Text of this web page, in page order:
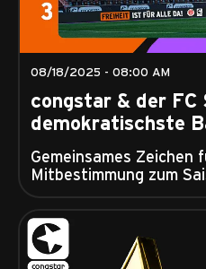
08/18/2025 - 08:00 AM
congstar & der FC
demokratischste
Gemeinsames Zeichen
Mitbestimmung zum